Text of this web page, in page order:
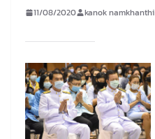
11/08/2020 kanok namkhanthi